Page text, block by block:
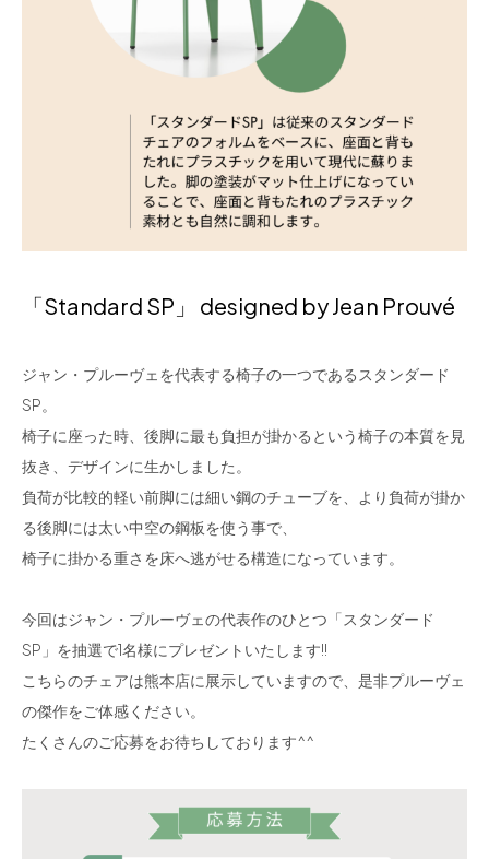
「Standard SP」 designed by Jean Prouvé
ジャン・プルーヴェを代表する椅子の一つであるスタンダード
SP。
椅子に座った時、後脚に最も負担が掛かるという椅子の本質を見
抜き、デザインに生かしました。
負荷が比較的軽い前脚には細い鋼のチューブを、より負荷が掛か
る後脚には太い中空の鋼板を使う事で、
椅子に掛かる重さを床へ逃がせる構造になっています。
今回はジャン・プルーヴェの代表作のひとつ「スタンダード
SP」を抽選で1名様にプレゼントいたします!!
こちらのチェアは熊本店に展示していますので、是非プルーヴェ
の傑作をご体感ください。
たくさんのご応募をお待ちしております^^